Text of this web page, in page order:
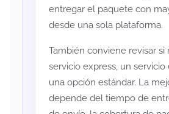
entregar el paquete con
desde una sola plataforma.
También conviene revisar si
servicio express, un
una opción estándar. La
depende del tiempo de